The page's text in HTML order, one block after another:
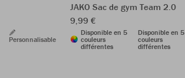
Personnalisable
JAKO Sac de gym Team 2.0
9,99 €
Disponible en 5
couleurs
différentes
Disponible en 5
couleurs
différentes